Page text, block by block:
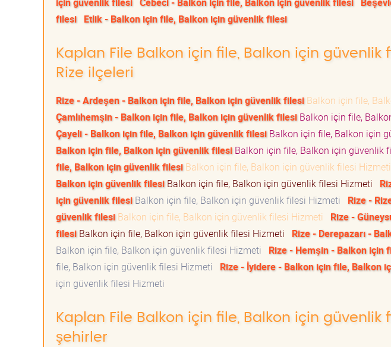
filesi Etlik - Balkon için file, Balkon için güvenlik filesi
Kaplan File Balkon için file, Balkon için
Rize ilçeleri
Rize - Ardeşen - Balkon için file, Balkon için güvenlik filesiBalkon için file,
Çamlıhemşin - Balkon için file, Balkon için güvenlik filesiBalkon için file,
Çayeli - Balkon için file, Balkon için güvenlik filesiBalkon için file, Balkon için
Balkon için file, Balkon için güvenlik filesiBalkon için file, Balkon için güvenlik
file, Balkon için güvenlik filesiBalkon için file, Balkon için güvenlik filesi Hizmeti
Balkon için güvenlik filesiBalkon için file, Balkon için güvenlik filesi Hizmeti
için güvenlik filesiBalkon için file, Balkon için güvenlik filesi Hizmeti
Rize -
güvenlik filesiBalkon için file, Balkon için güvenlik filesi Hizmeti
Rize -
filesiBalkon için file, Balkon için güvenlik filesi Hizmeti
Rize - Derepazarı -
Balkon için file, Balkon için güvenlik filesi Hizmeti
Rize - Hemşin - Balkon için
file, Balkon için güvenlik filesi Hizmeti
Rize - İyidere - Balkon için file, Balkon
için güvenlik filesi Hizmeti
Kaplan File Balkon için file, Balkon için
şehirler